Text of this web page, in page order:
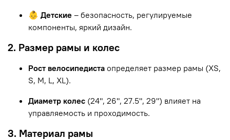
👶 Детские – безопасность, регулируемые
компоненты, яркий дизайн.
2. Размер рамы и колес
Рост велосипедиста определяет размер рамы (XS,
S, M, L, XL).
Диаметр колес (24", 26", 27.5", 29") влияет на
управляемость и проходимость.
3. Материал рамы